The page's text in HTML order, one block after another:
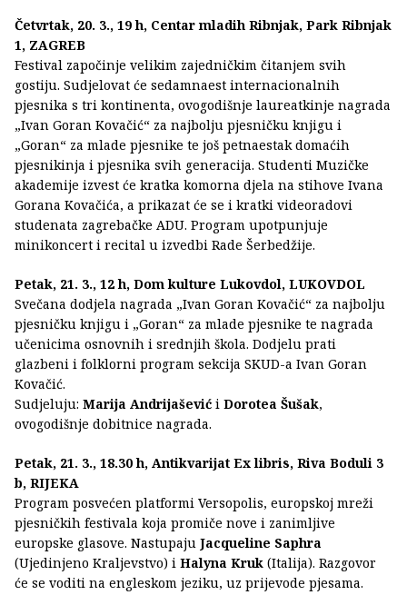
Četvrtak, 20. 3., 19 h, Centar mladih Ribnjak, Park Ribnjak
1, ZAGREB
Festival započinje velikim zajedničkim čitanjem svih
gostiju. Sudjelovat će sedamnaest internacionalnih
pjesnika s tri kontinenta, ovogodišnje laureatkinje nagrada
„Ivan Goran Kovačić“ za najbolju pjesničku knjigu i
„Goran“ za mlade pjesnike te još petnaestak domaćih
pjesnikinja i pjesnika svih generacija. Studenti Muzičke
akademije izvest će kratka komorna djela na stihove Ivana
Gorana Kovačića, a prikazat će se i kratki videoradovi
studenata zagrebačke ADU. Program upotpunjuje
minikoncert i recital u izvedbi Rade Šerbedžije.
Petak, 21. 3., 12 h, Dom kulture Lukovdol, LUKOVDOL
Svečana dodjela nagrada „Ivan Goran Kovačić“ za najbolju
pjesničku knjigu i „Goran“ za mlade pjesnike te nagrada
učenicima osnovnih i srednjih škola. Dodjelu prati
glazbeni i folklorni program sekcija SKUD-a Ivan Goran
Kovačić.
Sudjeluju: Marija Andrijašević i Dorotea Šušak,
ovogodišnje dobitnice nagrada.
Petak, 21. 3., 18.30 h, Antikvarijat Ex libris, Riva Boduli 3
b, RIJEKA
Program posvećen platformi Versopolis, europskoj mreži
pjesničkih festivala koja promiče nove i zanimljive
europske glasove. Nastupaju Jacqueline Saphra
(Ujedinjeno Kraljevstvo) i Halyna Kruk (Italija). Razgovor
će se voditi na engleskom jeziku, uz prijevode pjesama.